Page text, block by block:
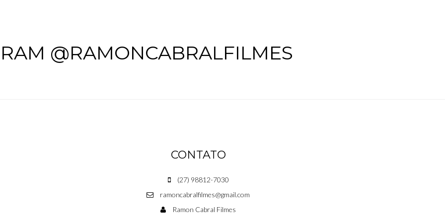
@RAMONCABRALFILMES
CONTATO
(27) 98812-7030
ramoncabralfilmes@gmail.com
Ramon Cabral Filmes